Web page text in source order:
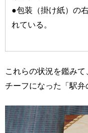
●包装（掛け紙）の
れている。
これらの状況を鑑み
チーフになった「駅弁